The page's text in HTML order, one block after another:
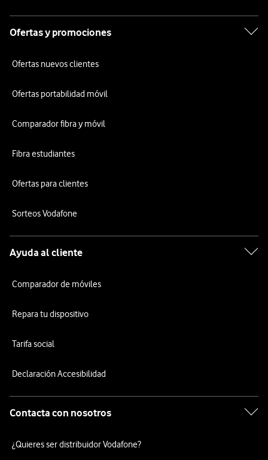
Ofertas y promociones
Ofertas nuevos clientes
Ofertas portabilidad móvil
Comparador fibra y móvil
Fibra estudiantes
Ofertas para clientes
Sorteos Vodafone
Ayuda al cliente
Comparador de móviles
Repara tu dispositivo
Tarifa social
Declaración Accesibilidad
Contacta con nosotros
¿Quieres ser distribuidor Vodafone?